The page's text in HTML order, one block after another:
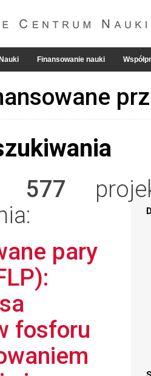
Finansowanie nauki
577
pary
fosforu